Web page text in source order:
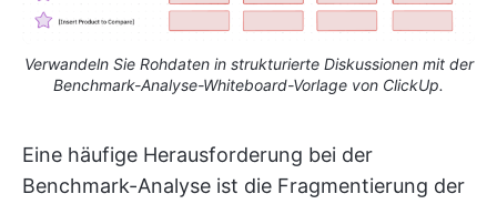
Verwandeln Sie Rohdaten in strukturierte Diskussionen mit der
Benchmark-Analyse-Whiteboard-Vorlage von ClickUp.
Eine häufige Herausforderung bei der
Benchmark-Analyse ist die Fragmentierung der